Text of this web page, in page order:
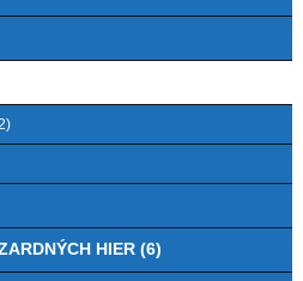
HIER (6)